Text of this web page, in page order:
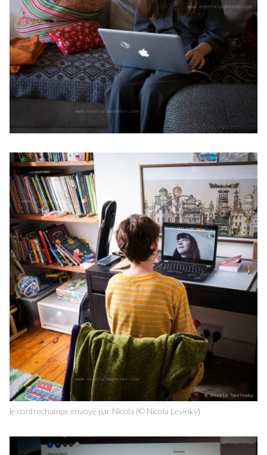
le contrechamps envoyé par Nicola (© Nicola Levinky)